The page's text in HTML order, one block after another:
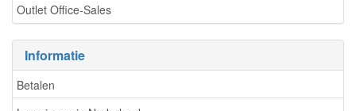
Outlet Office-Sales
Informatie
Betalen